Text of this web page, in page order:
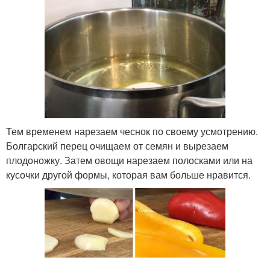
Тем временем нарезаем чеснок по своему усмотрению.
Болгарский перец очищаем от семян и вырезаем
плодоножку. Затем овощи нарезаем полосками или на
кусочки другой формы, которая вам больше нравится.